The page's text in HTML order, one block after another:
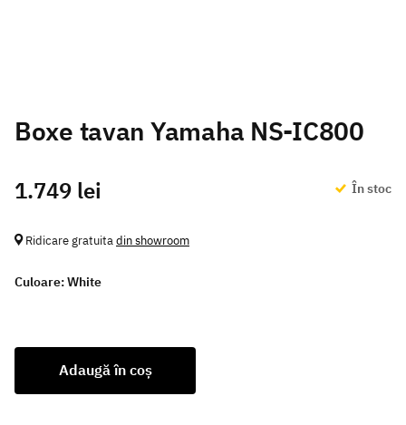
Boxe tavan Yamaha NS-IC800
1.749 lei În stoc
Ridicare gratuitadin showroom
Culoare:White
Adaugă în coș